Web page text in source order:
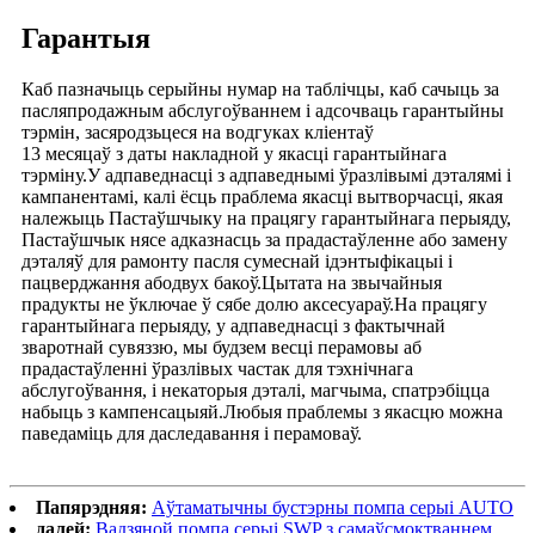
Гарантыя
Каб пазначыць серыйны нумар на таблічцы, каб сачыць за
пасляпродажным абслугоўваннем і адсочваць гарантыйны
тэрмін, засяродзьцеся на водгуках кліентаў
13 месяцаў з даты накладной у якасці гарантыйнага
тэрміну.У адпаведнасці з адпаведнымі ўразлівымі дэталямі і
кампанентамі, калі ёсць праблема якасці вытворчасці, якая
належыць Пастаўшчыку на працягу гарантыйнага перыяду,
Пастаўшчык нясе адказнасць за прадастаўленне або замену
дэталяў для рамонту пасля сумеснай ідэнтыфікацыі і
пацверджання абодвух бакоў.Цытата на звычайныя
прадукты не ўключае ў сябе долю аксесуараў.На працягу
гарантыйнага перыяду, у адпаведнасці з фактычнай
зваротнай сувяззю, мы будзем весці перамовы аб
прадастаўленні ўразлівых частак для тэхнічнага
абслугоўвання, і некаторыя дэталі, магчыма, спатрэбіцца
набыць з кампенсацыяй.Любыя праблемы з якасцю можна
паведаміць для даследавання і перамоваў.
Папярэдняя: Аўтаматычны бустэрны помпа серыі AUTO
далей: Вадзяной помпа серыі SWP з самаўсмоктваннем